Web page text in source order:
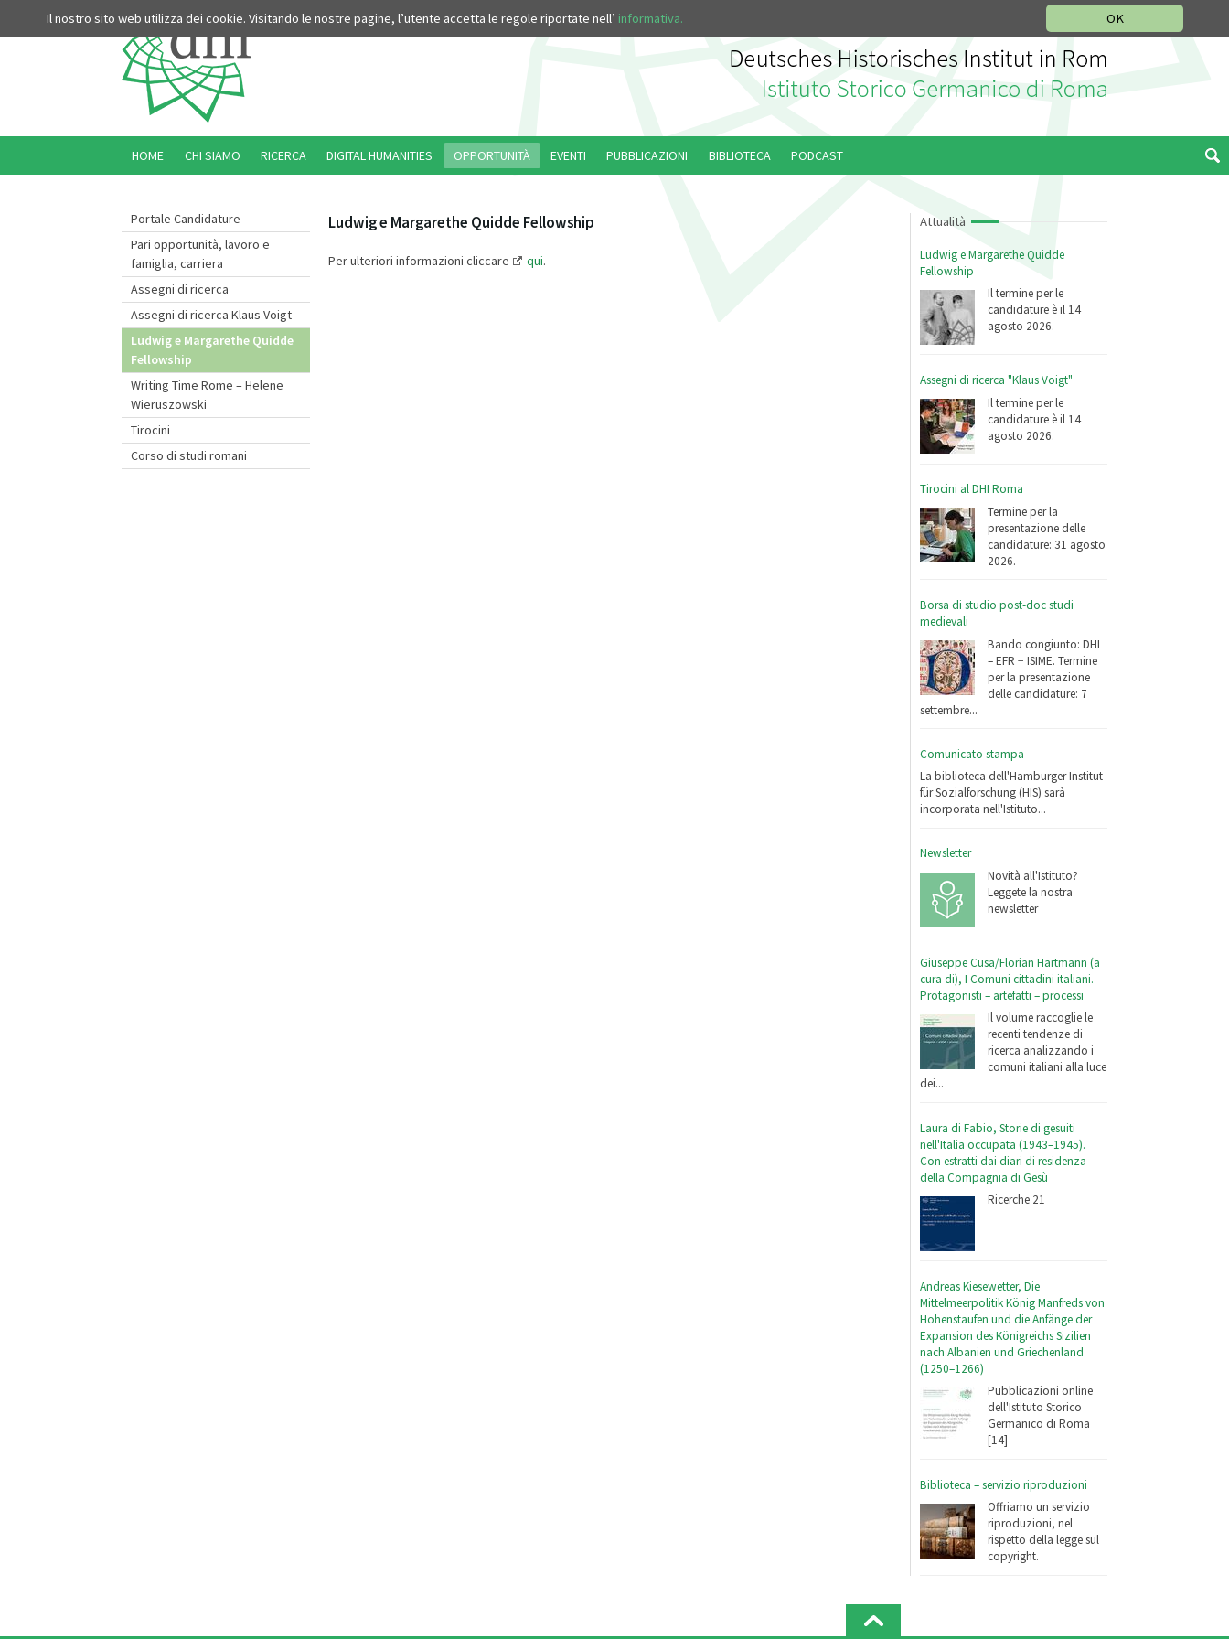
OK
Il nostro sito web utilizza dei cookie. Visitando le nostre pagine, l’utente accetta le regole riportate nell’ informativa.
Portale Candidature
Pari opportunità, lavoro e
famiglia, carriera
Assegni di ricerca
Assegni di ricerca Klaus Voigt
Ludwig e Margarethe Quidde
Fellowship
Writing Time Rome – Helene
Wieruszowski
Tirocini
Corso di studi romani
Attualità
Ludwig e Margarethe Quidde
Fellowship
Il termine per le
candidature è il 14
agosto 2026.
Assegni di ricerca "Klaus Voigt"
Il termine per le
candidature è il 14
agosto 2026.
Tirocini al DHI Roma
Termine per la
presentazione delle
candidature: 31 agosto
2026.
Borsa di studio post-doc studi
medievali
Bando congiunto: DHI
– EFR − ISIME. Termine
per la presentazione
delle candidature: 7
settembre...
Comunicato stampa
La biblioteca dell'Hamburger Institut
für Sozialforschung (HIS) sarà
incorporata nell'Istituto...
Newsletter
Novità all'Istituto?
Leggete la nostra
newsletter
Giuseppe Cusa/Florian Hartmann (a
cura di), I Comuni cittadini italiani.
Protagonisti – artefatti – processi
Il volume raccoglie le
recenti tendenze di
ricerca analizzando i
comuni italiani alla luce
dei...
Laura di Fabio, Storie di gesuiti
nell'Italia occupata (1943–1945).
Con estratti dai diari di residenza
della Compagnia di Gesù
Ricerche 21
Andreas Kiesewetter, Die
Mittelmeerpolitik König Manfreds von
Hohenstaufen und die Anfänge der
Expansion des Königreichs Sizilien
nach Albanien und Griechenland
(1250–1266)
Pubblicazioni online
dell'Istituto Storico
Germanico di Roma
[14]
Biblioteca – servizio riproduzioni
Offriamo un servizio
riproduzioni, nel
rispetto della legge sul
copyright.
Ludwig e Margarethe Quidde Fellowship
Per ulteriori informazioni cliccare qui.
HOME CHI SIAMO RICERCA DIGITAL HUMANITIES OPPORTUNITÀ EVENTI PUBBLICAZIONI BIBLIOTECA PODCAST